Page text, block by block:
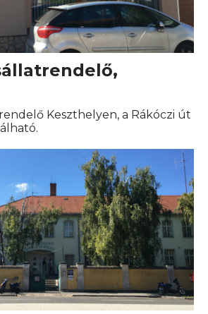
Keszthelyen, a Rákóczi út